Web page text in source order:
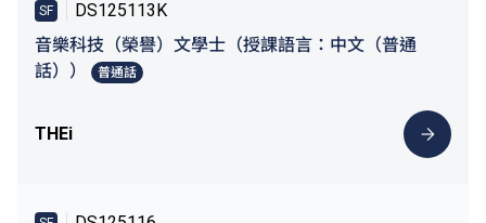
SF
DS125113K
音樂科技（榮譽）文學士（授課語言：中文（普通
話））
普通話
THEi